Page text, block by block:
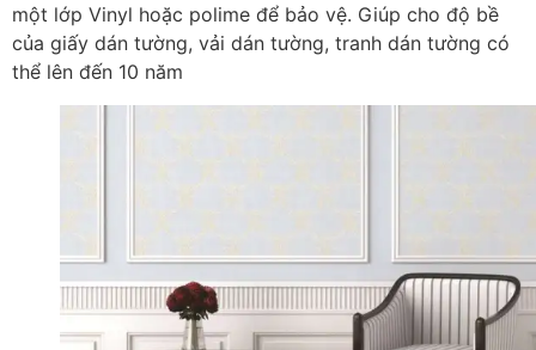
một lớp Vinyl hoặc polime để bảo vệ. Giúp cho độ bề
của giấy dán tường, vải dán tường, tranh dán tường có
thể lên đến 10 năm